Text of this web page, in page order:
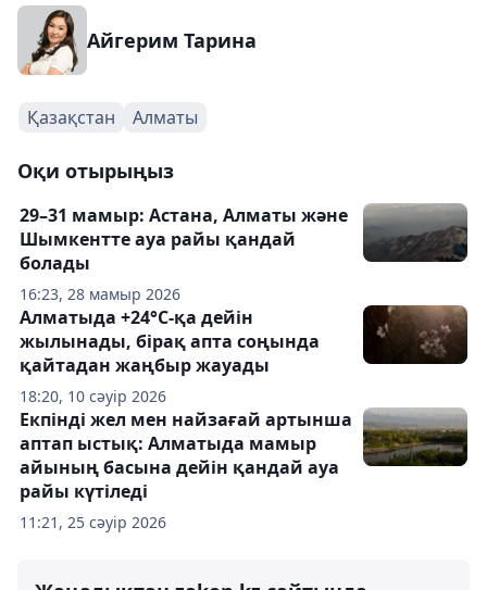
Айгерим Тарина
Қазақстан Алматы
Оқи отырыңыз
16:23, 28 мамыр 2026
29–31 мамыр: Астана, Алматы және
Шымкентте ауа райы қандай
болады
18:20, 10 сәуір 2026
Алматыда +24°С-қа дейін
жылынады, бірақ апта соңында
қайтадан жаңбыр жауады
11:21, 25 сәуір 2026
Екпінді жел мен найзағай артынша
аптап ыстық: Алматыда мамыр
айының басына дейін қандай ауа
райы күтіледі